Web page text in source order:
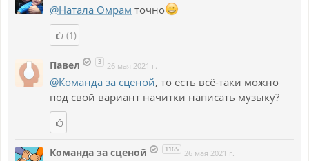
@Натала Омрам точно
(1)
Павел 3 26 мая 2021 г.
@Команда за сценой, то есть всё-таки можно
под свой вариант начитки написать музыку?
Команда за сценой 1165 26 мая 2021 г.